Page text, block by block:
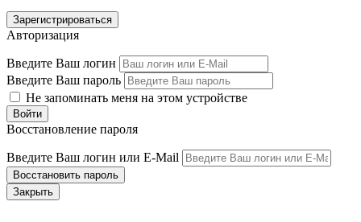
Авторизация
Введите Ваш логин
Введите Ваш пароль
Не запоминать меня на этом устройстве
Восстановление пароля
Введите Ваш логин или E-Mail
Закрыть